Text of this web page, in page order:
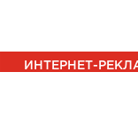
ИНТЕРНЕТ-